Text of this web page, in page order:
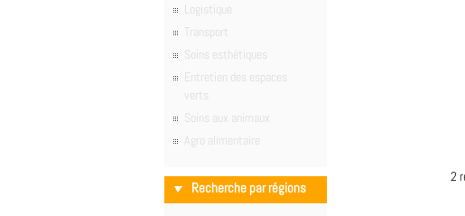
Logistique
Transport
Soins esthétiques
Entretien des espaces
verts
Soins aux animaux
Agro alimentaire
Recherche par régions
2